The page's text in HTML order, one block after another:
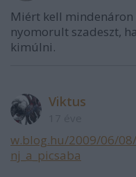
Miért kell
nyomorult szadeszt,
kimúlni.
Viktus
w.blog.hu/2009/06/
nj_a_picsaba